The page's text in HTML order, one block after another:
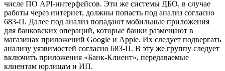
числе ПО API-интерфейсов. Эти же системы ДБО, в случае
работы через интернет, должны попасть под анализ согласно
683-П. Далее под анализ попадают мобильные приложения
для банковских операций, которые банки размещают в
магазинах приложений Google и Apple. Их следует подвергать
анализу уязвимостей согласно 683-П. В эту же группу следует
включить приложения «Банк-Клиент», передаваемые
клиентам юрлицам и ИП.